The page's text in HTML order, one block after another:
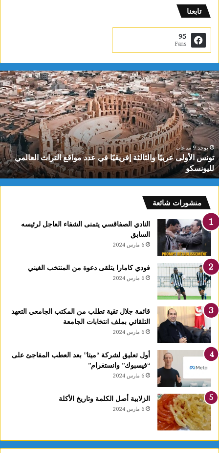
تابعنا
95
Fans
ت
و
ن
س
ا
ل
أ
و
ل
ى
ع
ر
ا
و
ث
ا
إ
ق
ي
ع
و
يوجد 9 ساعات
تونس الأولى عربيًا والثالثة إفريقيًا في عدد مواقع التراث العالمي
لليونسكو
منشورات شائعة
النادي الصفاقسي يتمنى الشفاء العاجل لرئيسه
السابق
6 مارس 2024
فودي كامارا يتلقى دعوة من المنتخب الغيني
6 مارس 2024
قائمة جلال تقية تطلب من المكتب الجامعي التعهد
التلقائي بملف انتخابات الجامعة
6 مارس 2024
أول تعليق لشركة “ميتا” بعد العطب المفاجئ على
“فيسبوك” وانستغرام”
6 مارس 2024
الزلابية أصل الكلمة وتاريخ الأكلة
6 مارس 2024